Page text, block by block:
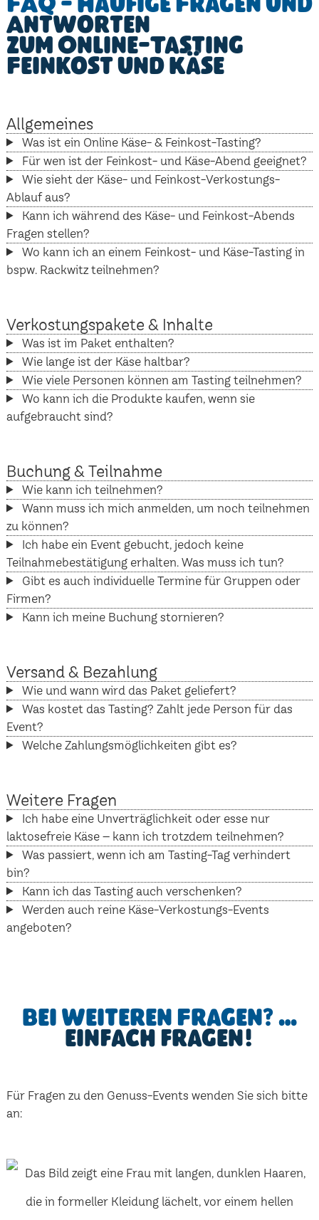
Antworten
zum Online-Tasting
Feinkost und Käse
Allgemeines
Was ist ein Online Käse- & Feinkost-Tasting?
Für wen ist der Feinkost- und Käse-Abend geeignet?
Wie sieht der Käse- und Feinkost-Verkostungs-
Ablauf aus?
Kann ich während des Käse- und Feinkost-Abends
Fragen stellen?
Wo kann ich an einem Feinkost- und Käse-Tasting in
bspw. Rackwitz teilnehmen?
Verkostungspakete & Inhalte
Was ist im Paket enthalten?
Wie lange ist der Käse haltbar?
Wie viele Personen können am Tasting teilnehmen?
Wo kann ich die Produkte kaufen, wenn sie
aufgebraucht sind?
Buchung & Teilnahme
Wie kann ich teilnehmen?
Wann muss ich mich anmelden, um noch teilnehmen
zu können?
Ich habe ein Event gebucht, jedoch keine
Teilnahmebestätigung erhalten. Was muss ich tun?
Gibt es auch individuelle Termine für Gruppen oder
Firmen?
Kann ich meine Buchung stornieren?
Versand & Bezahlung
Wie und wann wird das Paket geliefert?
Was kostet das Tasting? Zahlt jede Person für das
Event?
Welche Zahlungsmöglichkeiten gibt es?
Weitere Fragen
Ich habe eine Unverträglichkeit oder esse nur
laktosefreie Käse – kann ich trotzdem teilnehmen?
Was passiert, wenn ich am Tasting-Tag verhindert
bin?
Kann ich das Tasting auch verschenken?
Werden auch reine Käse-Verkostungs-Events
angeboten?
Bei weiteren Fragen? …
einfach fragen!
Für Fragen zu den Genuss-Events wenden Sie sich bitte
an: